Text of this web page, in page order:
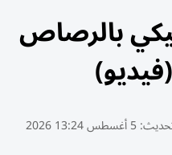
بالرصاص
5 أغسطس 13:24 2026